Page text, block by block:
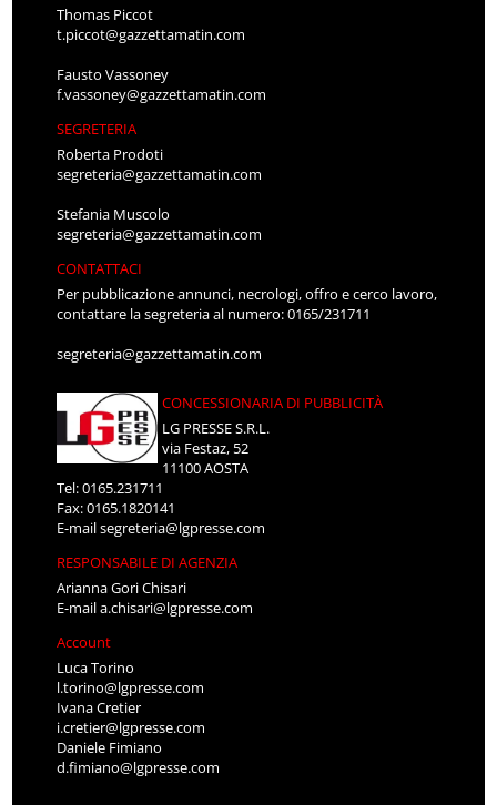
Thomas Piccot
t.piccot@gazzettamatin.com
Fausto Vassoney
f.vassoney@gazzettamatin.com
SEGRETERIA
Roberta Prodoti
segreteria@gazzettamatin.com
Stefania Muscolo
segreteria@gazzettamatin.com
CONTATTACI
Per pubblicazione annunci, necrologi, offro e cerco lavoro,
contattare la segreteria al numero: 0165/231711
segreteria@gazzettamatin.com
CONCESSIONARIA DI PUBBLICITÀ
LG PRESSE S.R.L.
via Festaz, 52
11100 AOSTA
Tel: 0165.231711
Fax: 0165.1820141
E-mailsegreteria@lgpresse.com
RESPONSABILE DI AGENZIA
Arianna Gori Chisari
E-maila.chisari@lgpresse.com
Account
Luca Torino
l.torino@lgpresse.com
Ivana Cretier
i.cretier@lgpresse.com
Daniele Fimiano
d.fimiano@lgpresse.com